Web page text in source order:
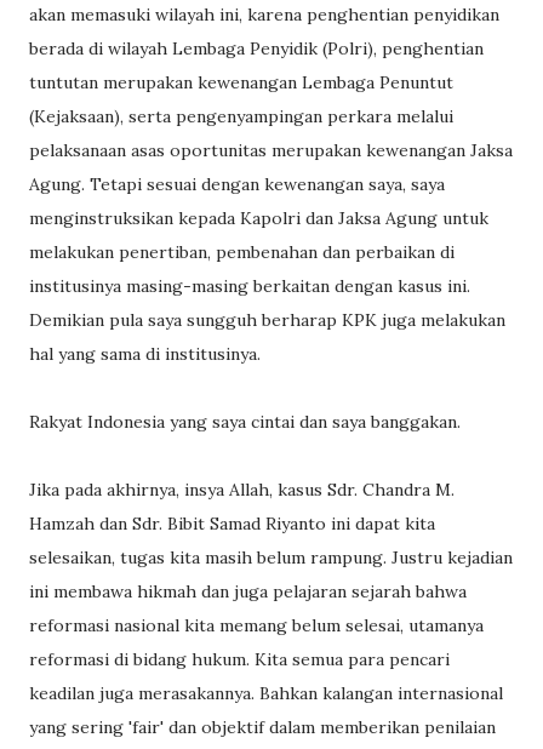
akan memasuki wilayah ini, karena penghentian penyidikan
berada di wilayah Lembaga Penyidik (Polri), penghentian
tuntutan merupakan kewenangan Lembaga Penuntut
(Kejaksaan), serta pengenyampingan perkara melalui
pelaksanaan asas oportunitas merupakan kewenangan Jaksa
Agung. Tetapi sesuai dengan kewenangan saya, saya
menginstruksikan kepada Kapolri dan Jaksa Agung untuk
melakukan penertiban, pembenahan dan perbaikan di
institusinya masing-masing berkaitan dengan kasus ini.
Demikian pula saya sungguh berharap KPK juga melakukan
hal yang sama di institusinya.
Rakyat Indonesia yang saya cintai dan saya banggakan.
Jika pada akhirnya, insya Allah, kasus Sdr. Chandra M.
Hamzah dan Sdr. Bibit Samad Riyanto ini dapat kita
selesaikan, tugas kita masih belum rampung. Justru kejadian
ini membawa hikmah dan juga pelajaran sejarah bahwa
reformasi nasional kita memang belum selesai, utamanya
reformasi di bidang hukum. Kita semua para pencari
keadilan juga merasakannya. Bahkan kalangan internasional
yang sering 'fair' dan objektif dalam memberikan penilaian